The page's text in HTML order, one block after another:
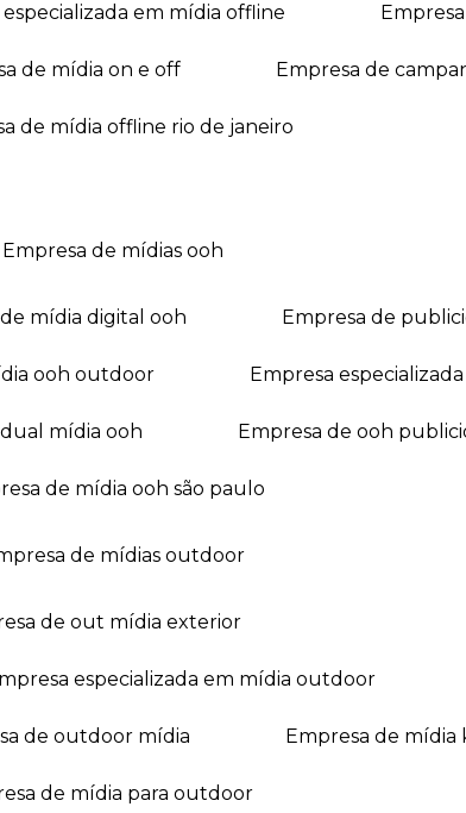
especializada em mídia offline
de mídia on e off empresa de
de mídia offline rio de janeiro
empresa de mídias ooh
de mídia digital ooh empresa de
ooh outdoor empresa
dual mídia ooh empresa de ooh
de mídia ooh são paulo
de mídias outdoor
de out mídia exterior
empresa especializada em mídia outdoor
de outdoor mídia empresa de
de mídia para outdoor